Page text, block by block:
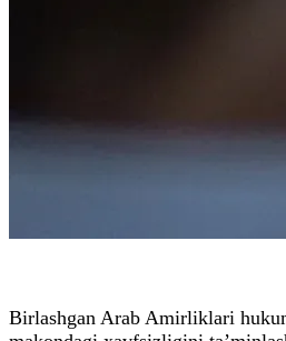
Birlashgan Arab Amirliklari